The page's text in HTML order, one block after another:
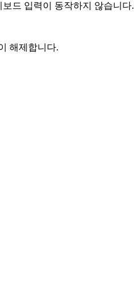
드 입력이 동작하지 않습니다.
해제합니다.